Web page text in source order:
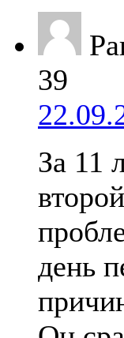
39
За 11
день